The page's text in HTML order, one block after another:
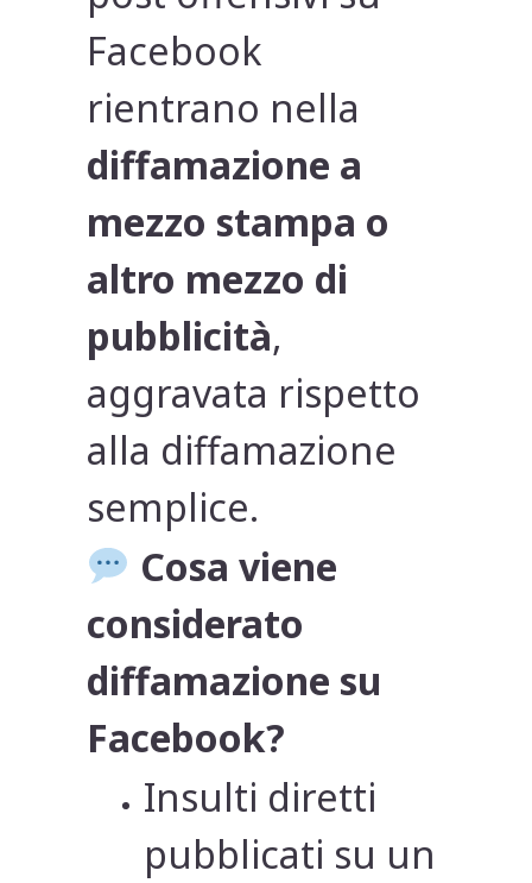
Facebook
rientrano nella
diffamazione a
mezzo stampa o
altro mezzo di
pubblicità,
aggravata rispetto
alla diffamazione
semplice.
Cosa viene
considerato
diffamazione su
Facebook?
Insulti diretti
pubblicati su un